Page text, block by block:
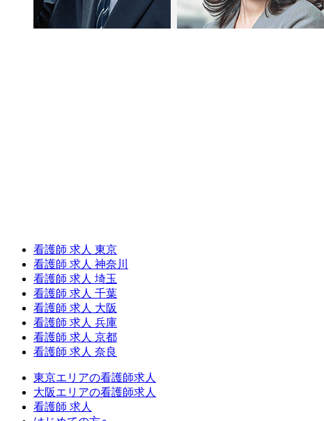
看護師 求人 東京
看護師 求人 神奈川
看護師 求人 埼玉
看護師 求人 千葉
看護師 求人 大阪
看護師 求人 兵庫
看護師 求人 京都
看護師 求人 奈良
東京エリアの看護師求人
大阪エリアの看護師求人
看護師 求人